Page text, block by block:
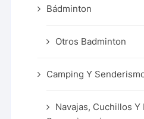
Bádminton
Otros Badminton
Camping Y
Navajas, Cuchillos Y